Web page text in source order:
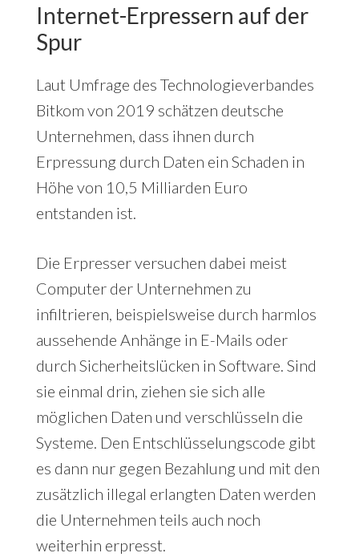
Internet-Erpressern auf der
Spur
Laut Umfrage des Technologieverbandes
Bitkom von 2019 schätzen deutsche
Unternehmen, dass ihnen durch
Erpressung durch Daten ein Schaden in
Höhe von 10,5 Milliarden Euro
entstanden ist.
Die Erpresser versuchen dabei meist
Computer der Unternehmen zu
infiltrieren, beispielsweise durch harmlos
aussehende Anhänge in E-Mails oder
durch Sicherheitslücken in Software. Sind
sie einmal drin, ziehen sie sich alle
möglichen Daten und verschlüsseln die
Systeme. Den Entschlüsselungscode gibt
es dann nur gegen Bezahlung und mit den
zusätzlich illegal erlangten Daten werden
die Unternehmen teils auch noch
weiterhin erpresst.